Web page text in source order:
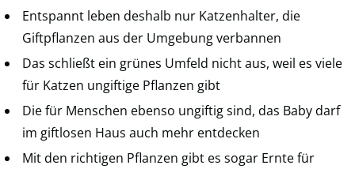
Entspannt leben deshalb nur Katzenhalter, die
Giftpflanzen aus der Umgebung verbannen
Das schließt ein grünes Umfeld nicht aus, weil es viele
für Katzen ungiftige Pflanzen gibt
Die für Menschen ebenso ungiftig sind, das Baby darf
im giftlosen Haus auch mehr entdecken
Mit den richtigen Pflanzen gibt es sogar Ernte für